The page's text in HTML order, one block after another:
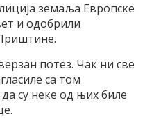
земаља Европске
и одобрили
потез. Чак ни све
са том
су неке од њих биле